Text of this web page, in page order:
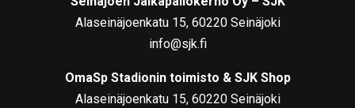
Alaseinäjoenkatu 15, 60220 Seinäjoki
info@sjk.fi
OmaSp Stadionin toimisto & SJK Shop
Alaseinäjoenkatu 15, 60220 Seinäjoki